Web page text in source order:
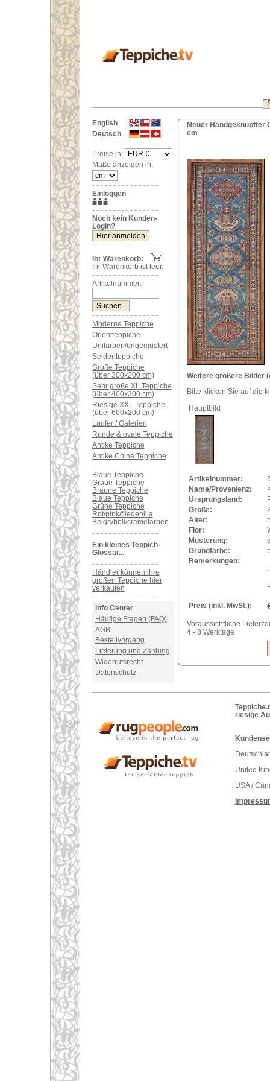
English
Deutsch
Preise in:
Maße anzeigen in:
Einloggen
Noch kein Kunden-
Login?
Ihr Warenkorb:
Ihr Warenkorb ist leer.
Artikelnummer:
Moderne Teppiche
Orientteppiche
Unifarben/ungemustert
Seidenteppiche
Große Teppiche
(über 300x200 cm)
Sehr große XL Teppiche
(über 400x200 cm)
Riesige XXL Teppiche
(über 600x200 cm)
Läufer / Galerien
Runde & ovale Teppiche
Antike Teppiche
Antike China Teppiche
Blaue Teppiche
Graue Teppiche
Braune Teppiche
Blaue Teppiche
Grüne Teppiche
Rot/pink/flieder/lila
Beige/hell/cremefarben
Ein kleines Teppich-
Glossar...
Händler können ihre
großen Teppiche hier
verkaufen
Info Center
Häufige Fragen (FAQ)
AGB
Bestellvorgang
Lieferung und Zahlung
Widerrufsrecht
Datenschutz
Neuer Handgeknüpfter
cm
Weitere größere Bilder
Bitte klicken Sie auf die
Hauptbild
Artikelnummer:
Name/Provenienz:
Ursprungsland:
Größe:
Alter:
Flor:
Musterung:
Grundfarbe:
Bemerkungen:
Preis (inkl. MwSt.):
Voraussichtliche
4 - 8 Werktage
riesige
United
USA /